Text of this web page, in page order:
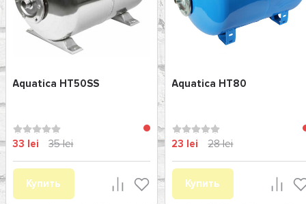
Aquatica HT50SS
33 lei 35 lei
Купить
Aquatica HT80
23 lei 28 lei
Купить